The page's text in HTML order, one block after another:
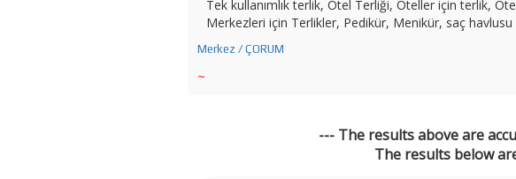
Tek kullanımlık terlik, Otel Terliği, Oteller için terlik,
Merkezleri için Terlikler, Pedikür, Menikür, saç
Merkez / ÇORUM
~
--- The results above are
The results below